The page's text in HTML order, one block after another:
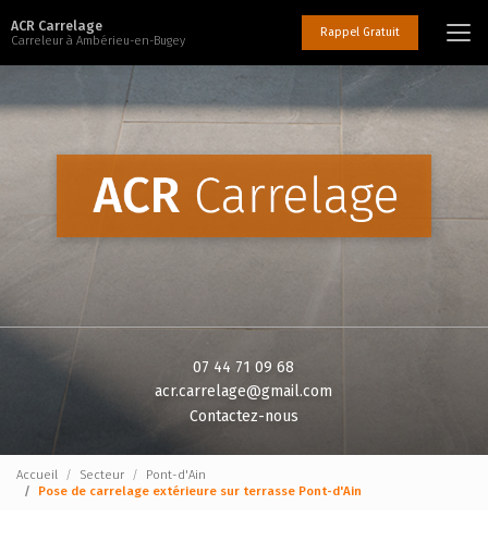
auACR Carrelage
Carreleur à Ambérieu-en-Bugey
Rappel Gratuit
07 44 71 09 68
acr.carrelage@gmail.com
Contactez-nous
Accueil Secteur
Pont-d'Ain
Pose de carrelage extérieure sur terrasse Pont-d'Ain